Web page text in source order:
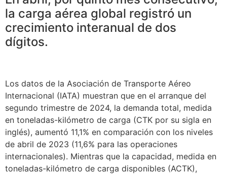
la carga aérea global registró un
crecimiento interanual de dos
dígitos.
Los datos de la Asociación de Transporte Aéreo
Internacional (IATA) muestran que en el arranque del
segundo trimestre de 2024, la demanda total, medida
en toneladas-kilómetro de carga (CTK por su sigla en
inglés), aumentó 11,1% en comparación con los niveles
de abril de 2023 (11,6% para las operaciones
internacionales). Mientras que la capacidad, medida en
toneladas-kilómetro de carga disponibles (ACTK),